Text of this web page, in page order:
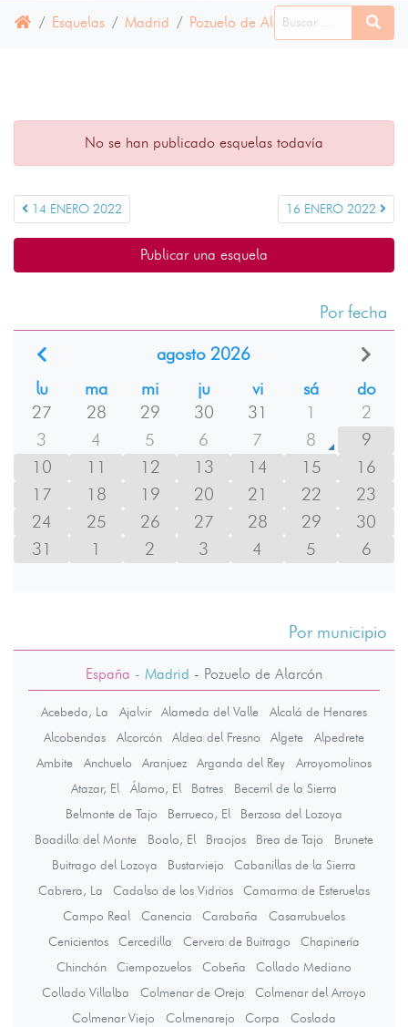
Esquelas Madrid Pozuelo de Alarcón 15 ENERO
No se han publicado esquelas todavía
14 ENERO 2022 16 ENERO 2022
Publicar una esquela
Por fecha
agosto 2026
lu
ma mi ju vi sá
do
27
28 29 30 31 1
2
3
4 5 6 7 8
9
10
11 12 13 14 15
16
17
18 19 20 21 22
23
24
25 26 27 28 29
30
31
1 2 3 4 5 6
Por municipio
España - Madrid - Pozuelo de Alarcón
Acebeda, La Ajalvir Alameda del Valle
Alcalá de Henares
Alcobendas
Alcorcón Aldea del Fresno Algete
Alpedrete
Ambite
Anchuelo Aranjuez Arganda del Rey
Arroyomolinos
Atazar, El
Álamo, El Batres
Becerril de la Sierra
Belmonte de Tajo
Berrueco, El
Berzosa del Lozoya
Boadilla del Monte
Boalo, El Braojos Brea de Tajo
Brunete
Buitrago del Lozoya
Bustarviejo
Cabanillas de la Sierra
Cabrera, La
Cadalso de los Vidrios
Camarma de Esteruelas
Campo Real
Canencia Carabaña
Casarrubuelos
Cenicientos
Cercedilla Cervera de Buitrago
Chapinería
Chinchón
Ciempozuelos Cobeña
Collado Mediano
Collado Villalba
Colmenar de Oreja
Colmenar del Arroyo
Colmenar Viejo
Colmenarejo Corpa
Coslada